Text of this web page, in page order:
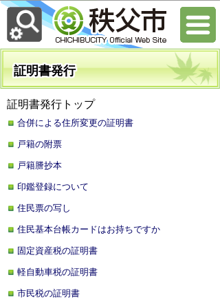
証明書発行
証明書発行トップ
合併による住所変更の証明書
戸籍の附票
戸籍謄抄本
印鑑登録について
住民票の写し
住民基本台帳カードはお持ちですか
固定資産税の証明書
軽自動車税の証明書
市民税の証明書